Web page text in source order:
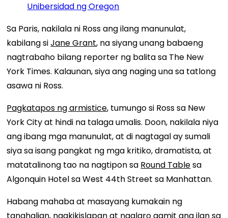
Unibersidad ng Oregon
Sa Paris, nakilala ni Ross ang ilang manunulat,
kabilang siJane Grant, na siyang unang babaeng
nagtrabaho bilang reporter ng balita sa The New
York Times. Kalaunan, siya ang naging una sa tatlong
asawa ni Ross.
Pagkatapos ng armistice, tumungo si Ross sa New
York City at hindi na talaga umalis. Doon, nakilala niya
ang ibang mga manunulat, at di nagtagal ay sumali
siya sa isang pangkat ng mga kritiko, dramatista, at
matatalinong tao na nagtipon sa Round Tablesa
Algonquin Hotel sa West 44th Street sa Manhattan.
Habang mahaba at masayang kumakain ng